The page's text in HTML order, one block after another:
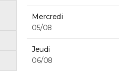
Mercredi
05/08
Jeudi
06/08